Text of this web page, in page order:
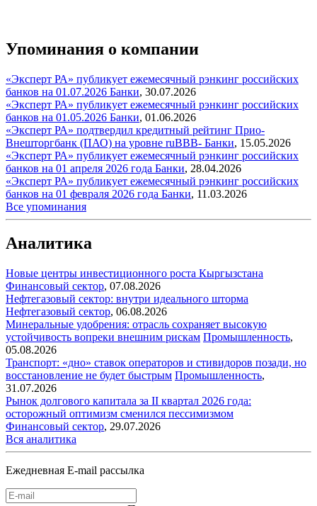
Упоминания о компании
«Эксперт РА» публикует ежемесячный рэнкинг российских
банков на 01.07.2026 Банки, 30.07.2026
«Эксперт РА» публикует ежемесячный рэнкинг российских
банков на 01.05.2026 Банки, 01.06.2026
«Эксперт РА» подтвердил кредитный рейтинг Прио-
Внешторгбанк (ПАО) на уровне ruBBB- Банки, 15.05.2026
«Эксперт РА» публикует ежемесячный рэнкинг российских
банков на 01 апреля 2026 года Банки, 28.04.2026
«Эксперт РА» публикует ежемесячный рэнкинг российских
банков на 01 февраля 2026 года Банки, 11.03.2026
Все упоминания
Аналитика
Новые центры инвестиционного роста Кыргызстана
Финансовый сектор, 07.08.2026
Нефтегазовый сектор: внутри идеального шторма
Нефтегазовый сектор, 06.08.2026
Минеральные удобрения: отрасль сохраняет высокую
устойчивость вопреки внешним рискам Промышленность,
05.08.2026
Транспорт: «дно» ставок операторов и стивидоров позади, но
восстановление не будет быстрым Промышленность,
31.07.2026
Рынок долгового капитала за II квартал 2026 года:
осторожный оптимизм сменился пессимизмом
Финансовый сектор, 29.07.2026
Вся аналитика
Ежедневная E-mail рассылка